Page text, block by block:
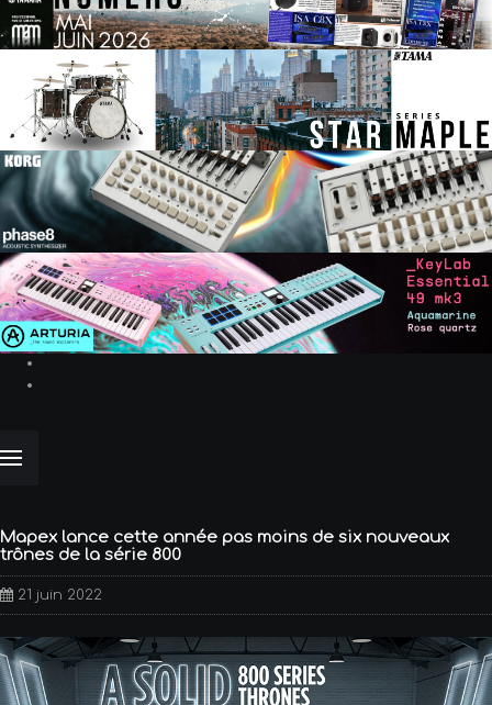
Mapex lance cette année pas moins de six nouveaux
trônes de la série 800
21 juin 2022